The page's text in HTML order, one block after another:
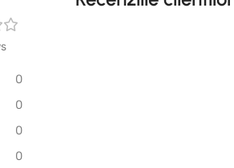
0
0
0
0